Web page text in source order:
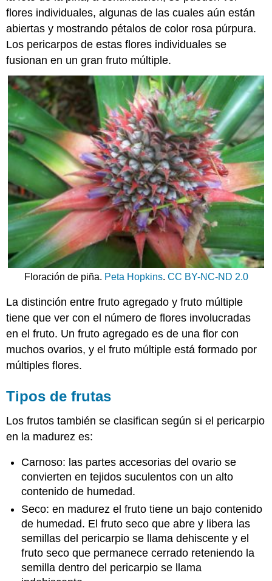
flores individuales, algunas de las cuales aún están
abiertas y mostrando pétalos de color rosa púrpura.
Los pericarpos de estas flores individuales se
fusionan en un granfruto múltiple.
Floración de piña. Peta Hopkins. CC BY-NC-ND 2.0
La distinción entrefruto agregado yfruto múltiple
tiene que ver con el número de flores involucradas
en el fruto. Un fruto agregado es de una flor con
muchos ovarios, y el fruto múltiple está formado por
múltiples flores.
Tipos de frutas
Los frutos también se clasifican según si el pericarpio
en la madurez es:
Carnoso: las partes accesorias del ovario se
convierten en tejidos suculentos con un alto
contenido de humedad.
Seco: en madurez el fruto tiene un bajo contenido
de humedad. El fruto seco que abre y libera las
semillas del pericarpio se llamadehiscente y el
fruto seco que permanece cerrado reteniendo la
semilla dentro del pericarpio se llama